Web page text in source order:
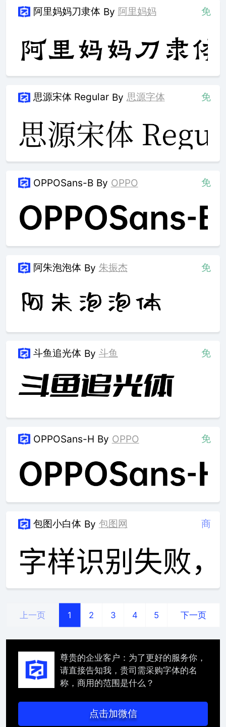
阿里妈妈刀隶体 By 阿里妈妈 免
思源宋体 Regular By 思源字体 免
OPPOSans-B By OPPO 免
阿朱泡泡体 By 朱振杰 免
斗鱼追光体 By 斗鱼 免
OPPOSans-H By OPPO 免
包图小白体 By 包图网 商
上一页 1 2 3 4 5 下一页
尊贵的企业客户：为了更好的服务你，
请直接告知我，贵司需采购字体的名
称，商用的范围是什么？
点击加微信